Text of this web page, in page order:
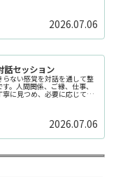
2026.07.06
話セッション
ない感覚を対話を通して整
。人間関係、ご縁、仕事、
に見つめ、必要に応じてカ
2026.07.06